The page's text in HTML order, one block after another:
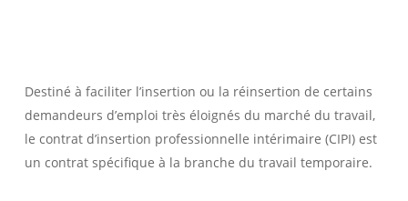
Destiné à faciliter l’insertion ou la réinsertion de certains
demandeurs d’emploi très éloignés du marché du travail,
le contrat d’insertion professionnelle intérimaire (CIPI) est
un contrat spécifique à la branche du travail temporaire.